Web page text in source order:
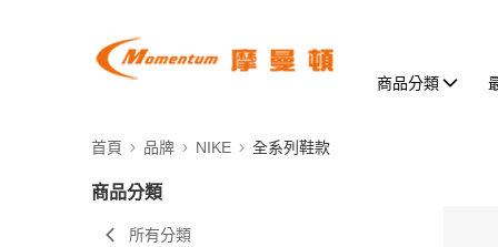
商品分類
首頁 品牌 NIKE 全系列鞋款
商品分類
所有分類